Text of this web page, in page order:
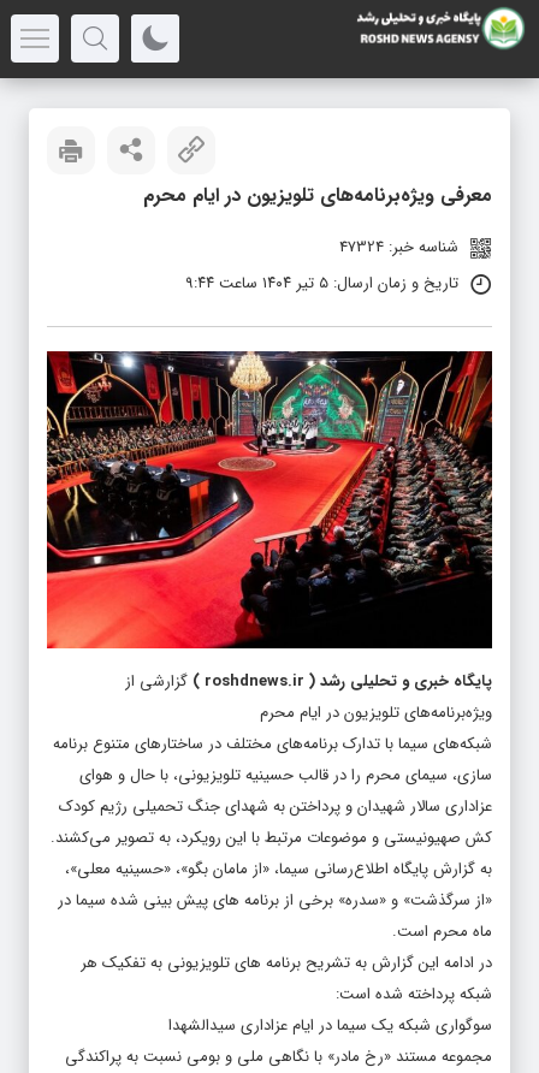
معرفی ویژه‌برنامه‌های تلویزیون در ایام محرم
شناسه خبر: 47324
تاریخ و زمان ارسال: ۵ تیر ۱۴۰۴ ساعت ۹:۴۴
پایگاه خبری و تحلیلی رشد(
roshdnews.ir
) گزارشی از
ویژه‌برنامه‌های تلویزیون در ایام محرم
شبکه‌های سیما با تدارک برنامه‌های مختلف در ساختارهای متنوع برنامه
سازی، سیمای محرم را در قالب حسینیه تلویزیونی، با حال و هوای
عزاداری سالار شهیدان و پرداختن به شهدای جنگ تحمیلی رژیم کودک
کش صهیونیستی و موضوعات مرتبط با این رویکرد، به تصویر می‌کشند.
به گزارش پایگاه اطلاع‌رسانی سیما، «از مامان بگو»، «حسینیه معلی»،
«از سرگذشت» و «سدره» برخی از برنامه های پیش بینی شده سیما در
ماه محرم است.
در ادامه این گزارش به تشریح برنامه های تلویزیونی به تفکیک هر
شبکه پرداخته شده است:
سوگواری شبکه یک سیما در ایام عزاداری سیدالشهدا
مجموعه مستند «رخ مادر» با نگاهی ملی و بومی نسبت به پراکندگی